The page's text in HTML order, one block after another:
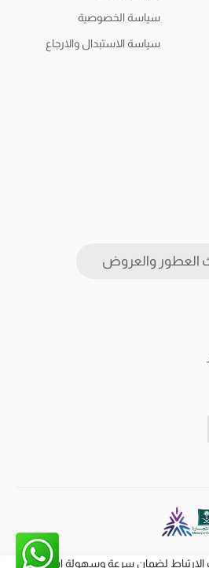
سياسة الخصوصية
سياسة الاستبدال والارجاع
العطور والعروض
لضمان سرعة وسهولة استخدام